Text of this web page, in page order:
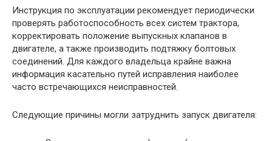
Инструкция по эксплуатации рекомендует периодически
проверять работоспособность всех систем трактора,
корректировать положение выпускных клапанов в
двигателе, а также производить подтяжку болтовых
соединений. Для каждого владельца крайне важна
информация касательно путей исправления наиболее
часто встречающихся неисправностей.
Следующие причины могли затруднить запуск двигателя: